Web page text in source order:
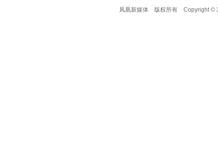
凤凰新媒体
版权所有 Copyright ©